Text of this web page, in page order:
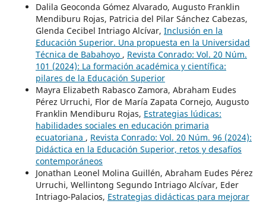
Dalila Geoconda Gómez Alvarado, Augusto Franklin
Mendiburu Rojas, Patricia del Pilar Sánchez Cabezas,
Glenda Cecibel Intriago Alcívar, Inclusión en la
Educación Superior. Una propuesta en la Universidad
Técnica de Babahoyo , Revista Conrado: Vol. 20 Núm.
101 (2024): La formación académica y científica:
pilares de la Educación Superior
Mayra Elizabeth Rabasco Zamora, Abraham Eudes
Pérez Urruchi, Flor de María Zapata Cornejo, Augusto
Franklin Mendiburu Rojas, Estrategias lúdicas:
habilidades sociales en educación primaria
ecuatoriana , Revista Conrado: Vol. 20 Núm. 96 (2024):
Didáctica en la Educación Superior, retos y desafíos
contemporáneos
Jonathan Leonel Molina Guillén, Abraham Eudes Pérez
Urruchi, Wellintong Segundo Intriago Alcívar, Eder
Intriago-Palacios, Estrategias didácticas para mejorar